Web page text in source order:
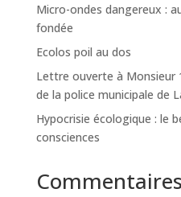
Micro-ondes dangereux :
fondée
Ecolos poil au dos
Lettre ouverte à Monsieur
de la police municipale de
Hypocrisie écologique : le
consciences